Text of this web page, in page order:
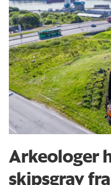
Arkeologer
skipsgrav